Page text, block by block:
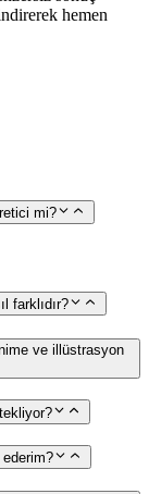
hemen
mi?
farklıdır?
ve illüstrasyon
ederim?